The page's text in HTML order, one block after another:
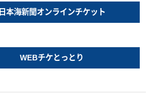
日本海新聞オンラインチケット
WEBチケとっとり